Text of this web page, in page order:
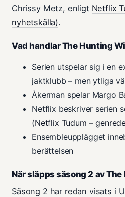
Chrissy Metz, enligt Netflix
nyhetskälla).
Vad handlar The Hunting
Serien utspelar sig i en
jaktklubb – men ytliga
Åkerman spelar Margo
Netflix beskriver serien
(Netflix Tudum –
Ensembleupplägget
berättelsen
När släpps säsong 2 av
Säsong 2 har redan visats i